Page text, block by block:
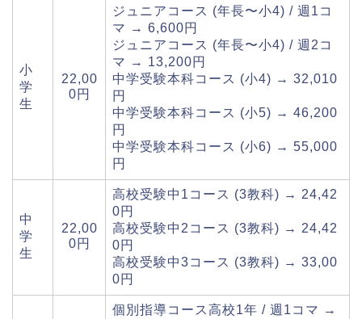
小
学
生
22,00
0円
ジュニアコース (年長〜小4) / 週1コ
マ → 6,600円
ジュニアコース (年長〜小4) / 週2コ
マ → 13,200円
中学受験本科コース (小4) → 32,010
円
中学受験本科コース (小5) → 46,200
円
中学受験本科コース (小6) → 55,000
円
中
学
生
22,00
0円
高校受験中1コース (3教科) → 24,42
0円
高校受験中2コース (3教科) → 24,42
0円
高校受験中3コース (3教科) → 33,00
0円
個別指導コース高校1年 / 週1コマ →